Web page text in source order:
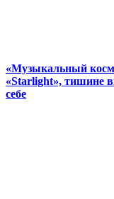
«Музыкальный
«Starlight», тишине
себе